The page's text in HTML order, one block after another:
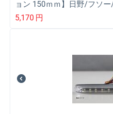
ョン 150ｍｍ】日野/フソ
フトノブ
5,170 円